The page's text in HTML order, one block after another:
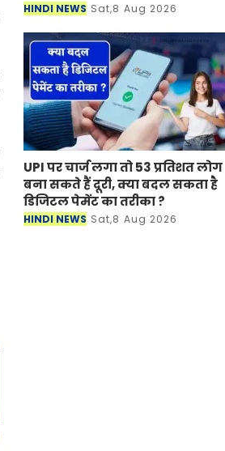
HINDI NEWS Sat,8 Aug 2026
UPI पर चार्ज लगा तो 53 प्रतिशत लोग
बना सकते हैं दूरी, क्या बदल सकता है
डिजिटल पेमेंट का तरीका ?
HINDI NEWS Sat,8 Aug 2026